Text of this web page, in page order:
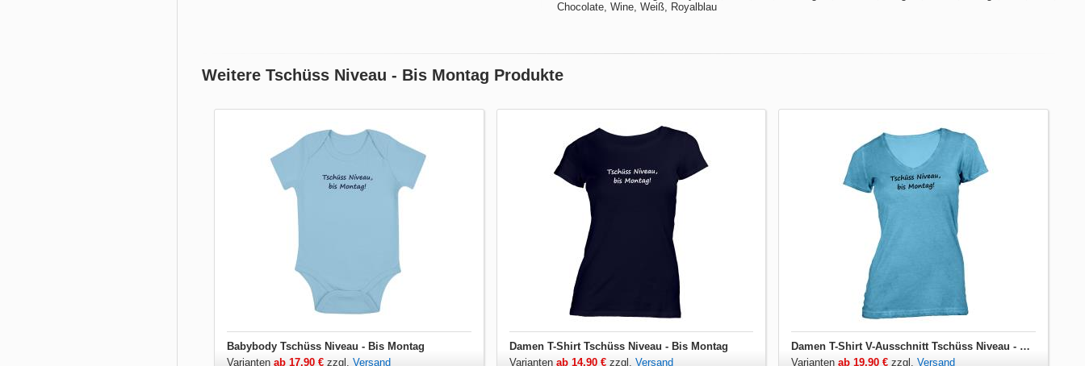
Chocolate, Wine, Weiß, Royalblau
Weitere Tschüss Niveau - Bis Montag Produkte
Babybody Tschüss Niveau - Bis Montag
Varianten ab 17,90 € zzgl. Versand
Damen T-Shirt Tschüss Niveau - Bis Montag
Varianten ab 14,90 €zzgl. Versand
Damen T-Shirt V-Ausschnitt Tschüss Niveau - Bis Montag
Variantenab 19,90 € zzgl.Versand